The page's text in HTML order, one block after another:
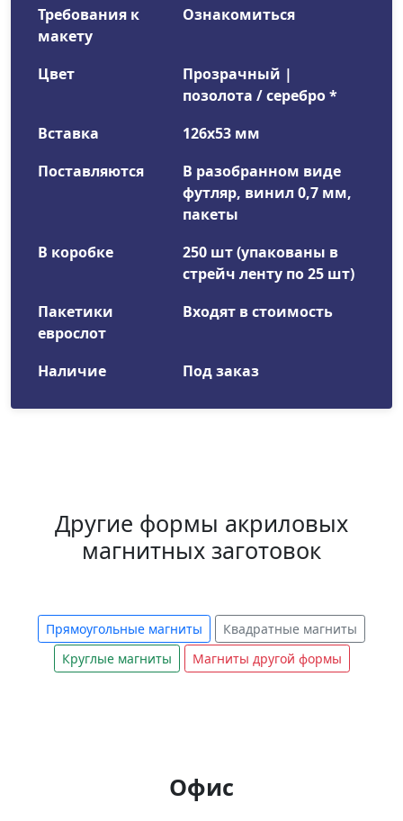
Требования к
макету
Ознакомиться
Цвет
Прозрачный |
позолота / серебро *
Вставка
126x53 мм
Поставляются
В разобранном виде
футляр, винил 0,7 мм,
пакеты
В коробке
250 шт (упакованы в
стрейч ленту по 25 шт)
Пакетики
еврослот
Входят в стоимость
Наличие Под заказ
Другие формы акриловых
магнитных заготовок
Прямоугольные магниты
Квадратные магниты
Круглые магниты
Магниты другой формы
Офис